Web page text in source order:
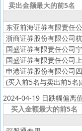
卖出金额最大的前5名
东亚前海证券有限责任
浙商证券股份有限公司
国盛证券有限责任公司
国盛证券有限责任公司
申港证券股份有限公司
(买入前5名与卖出前5名)
2024-04-19 日跌幅偏离
买入金额最大的前5名